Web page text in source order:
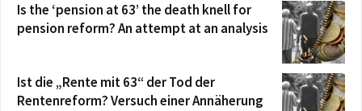
Is the ‘pension at 63’ the death knell for
pension reform? An attempt at an analysis
Ist die „Rente mit 63“ der Tod der
Rentenreform? Versuch einer Annäherung